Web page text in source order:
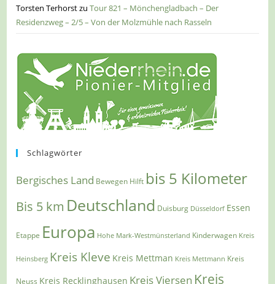
Torsten TerhorstzuTour 821 – Mönchengladbach – Der
Residenzweg – 2/5 – Von der Molzmühle nach Rasseln
Schlagwörter
Bergisches Land Bewegen Hilft bis 5 Kilometer
Bis 5 km Deutschland Duisburg Düsseldorf Essen
Etappe Europa Hohe Mark-Westmünsterland Kinderwagen Kreis
Heinsberg Kreis Kleve Kreis Mettman Kreis Mettmann Kreis
Neuss Kreis Recklinghausen Kreis Viersen Kreis